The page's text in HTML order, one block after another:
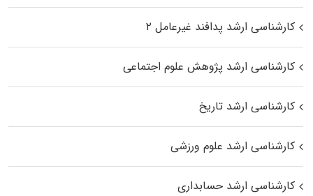
کارشناسی ارشد پدافند غیرعامل ۲
کارشناسی ارشد پژوهش علوم اجتماعی
کارشناسی ارشد تاریخ
کارشناسی ارشد علوم ورزشی
کارشناسی ارشد حسابداری